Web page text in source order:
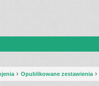
Opublikowane zestawienia